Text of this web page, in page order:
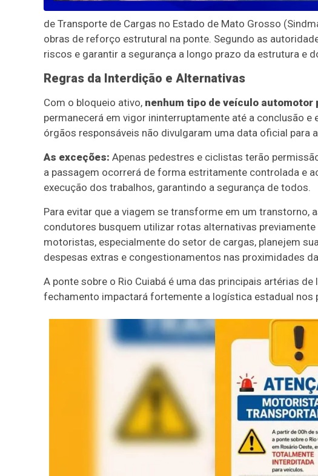
de Transporte de Cargas no Estado de Mato Grosso
obras de reforço estrutural na ponte. Segundo as
riscos e garantir a segurança a longo prazo da estrutura e
Regras da Interdição e Alternativas
Com o bloqueio ativo, nenhum tipo de veículo
permanecerá em vigor ininterruptamente até a conclusão
órgãos responsáveis não divulgaram uma data oficial para
As exceções: Apenas pedestres e ciclistas terão
a passagem ocorrerá de forma estritamente controlada e
execução dos trabalhos, garantindo a segurança de todos.
Para evitar que a viagem se transforme em um
condutores busquem utilizar rotas alternativas
motoristas, especialmente do setor de cargas, planejem
despesas extras e congestionamentos nas proximidades
A ponte sobre o Rio Cuiabá é uma das principais artérias
fechamento impactará fortemente a logística estadual nos